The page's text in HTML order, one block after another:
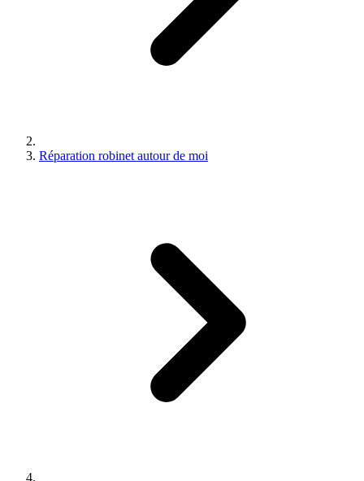
Réparation robinet autour de moi